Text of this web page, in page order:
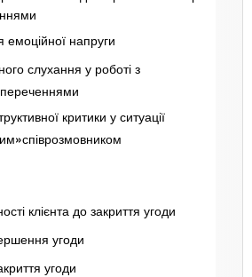
емоційної напруги
слухання у роботі з
критики у ситуації
»співрозмовником
клієнта до закриття угоди
угоди
угоди